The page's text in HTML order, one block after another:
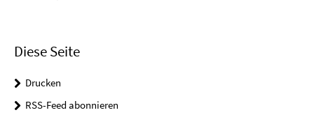
Diese Seite
Drucken
RSS-Feed abonnieren